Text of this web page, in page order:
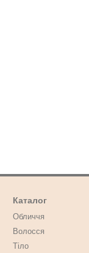
Каталог
Обличчя
Волосся
Тіло